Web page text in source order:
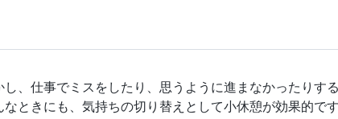
、仕事でミスをしたり、思うように進まなかったりす
ときにも、気持ちの切り替えとして小休憩が効果的で